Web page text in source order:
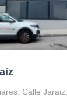
Calle